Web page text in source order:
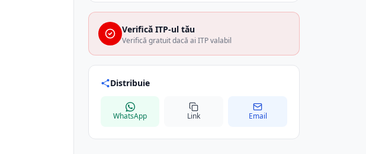
Verifică ITP-ul tău
Verifică gratuit dacă ai ITP valabil
Distribuie
WhatsApp Link Email